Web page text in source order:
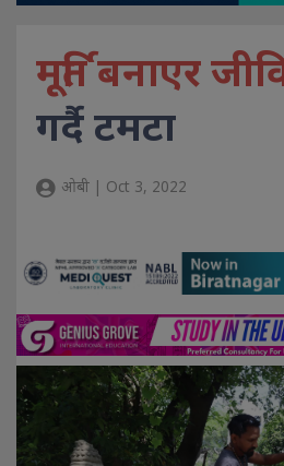
मूर्ति बनाएर
गर्दै टमटा
ओबी | Oct 3, 2022